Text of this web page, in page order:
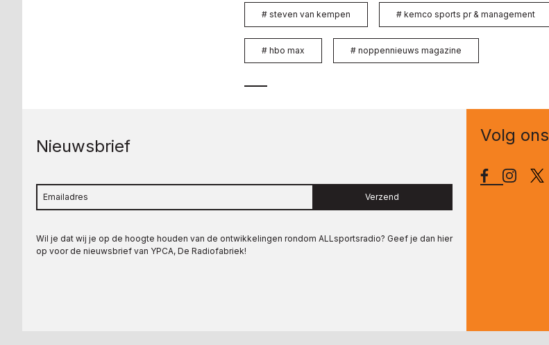
# steven van kempen # kemco sports pr & management
# hbo max # noppennieuws magazine
Nieuwsbrief
Verzend
Wil je dat wij je op de hoogte houden van de ontwikkelingen rondom ALLsportsradio? Geef je dan hier
op voor de nieuwsbrief van YPCA, De Radiofabriek!
Volg ons